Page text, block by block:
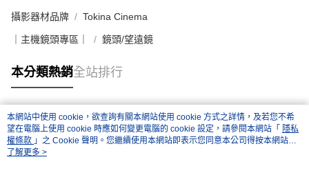
攝影器材品牌 Tokina Cinema
｜主機鏡頭專區｜ 鏡頭/望遠鏡
本分類熱銷全站排行
熱門標籤
本網站中使用 cookie，欲查詢有關本網站使用 cookie 方式之詳情，及若您不希
望在電腦上使用 cookie 時應如何變更電腦的 cookie 設定，請參閱本網站「 隱私
權條款 」之 Cookie 聲明。您繼續使用本網站即表示您同意本公司得按本網站使
用條款之 Cookie 聲明使用 cookie。
了解更多 >